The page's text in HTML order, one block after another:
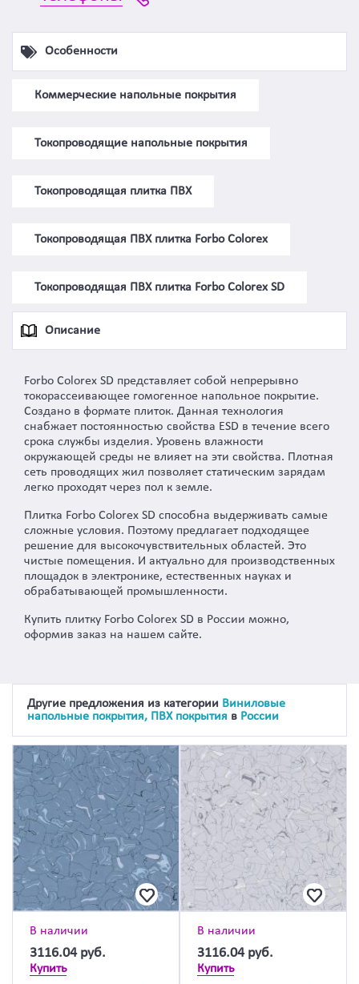
Особенности
Коммерческие напольные покрытия
Токопроводящие напольные покрытия
Токопроводящая плитка ПВХ
Токопроводящая ПВХ плитка Forbo Colorex
Токопроводящая ПВХ плитка Forbo Colorex SD
Описание
Forbo Colorex SD представляет собой непрерывно
токорассеивающее гомогенное напольное покрытие.
Создано в формате плиток. Данная технология
снабжает постоянностью свойства ESD в течение всего
срока службы изделия. Уровень влажности
окружающей среды не влияет на эти свойства. Плотная
сеть проводящих жил позволяет статическим зарядам
легко проходят через пол к земле.
Плитка Forbo Colorex SD способна выдерживать самые
сложные условия. Поэтому предлагает подходящее
решение для высокочувствительных областей. Это
чистые помещения. И актуально для производственных
площадок в электронике, естественных науках и
обрабатывающей промышленности.
Купить плитку Forbo Colorex SD в России можно,
оформив заказ на нашем сайте.
Другие предложения из категории Виниловые
напольные покрытия, ПВХ покрытия в России
В наличии
3116.04 руб.
Купить
В наличии
3116.04 руб.
Купить